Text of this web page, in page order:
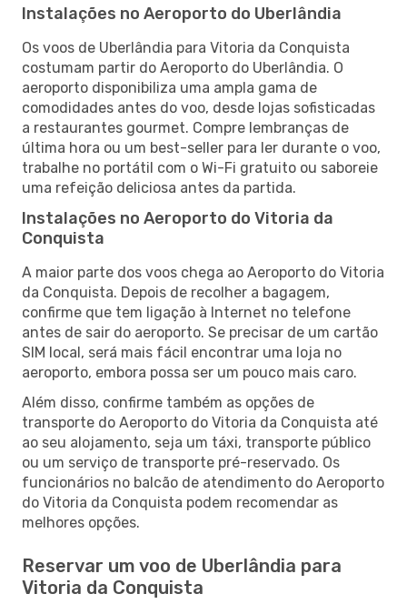
Instalações no Aeroporto do Uberlândia
Os voos de Uberlândia para Vitoria da Conquista
costumam partir do Aeroporto do Uberlândia. O
aeroporto disponibiliza uma ampla gama de
comodidades antes do voo, desde lojas sofisticadas
a restaurantes gourmet. Compre lembranças de
última hora ou um best-seller para ler durante o voo,
trabalhe no portátil com o Wi-Fi gratuito ou saboreie
uma refeição deliciosa antes da partida.
Instalações no Aeroporto do Vitoria da
Conquista
A maior parte dos voos chega ao Aeroporto do Vitoria
da Conquista. Depois de recolher a bagagem,
confirme que tem ligação à Internet no telefone
antes de sair do aeroporto. Se precisar de um cartão
SIM local, será mais fácil encontrar uma loja no
aeroporto, embora possa ser um pouco mais caro.
Além disso, confirme também as opções de
transporte do Aeroporto do Vitoria da Conquista até
ao seu alojamento, seja um táxi, transporte público
ou um serviço de transporte pré-reservado. Os
funcionários no balcão de atendimento do Aeroporto
do Vitoria da Conquista podem recomendar as
melhores opções.
Reservar um voo de Uberlândia para
Vitoria da Conquista